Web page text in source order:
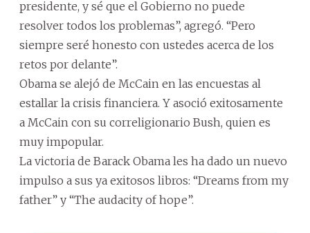
presidente, y sé que el Gobierno no puede
resolver todos los problemas”, agregó. “Pero
siempre seré honesto con ustedes acerca de los
retos por delante”.
Obama se alejó de McCain en las encuestas al
estallar la crisis financiera. Y asoció exitosamente
a McCain con su correligionario Bush, quien es
muy impopular.
La victoria de Barack Obama les ha dado un nuevo
impulso a sus ya exitosos libros: “Dreams from my
father” y “The audacity of hope”.